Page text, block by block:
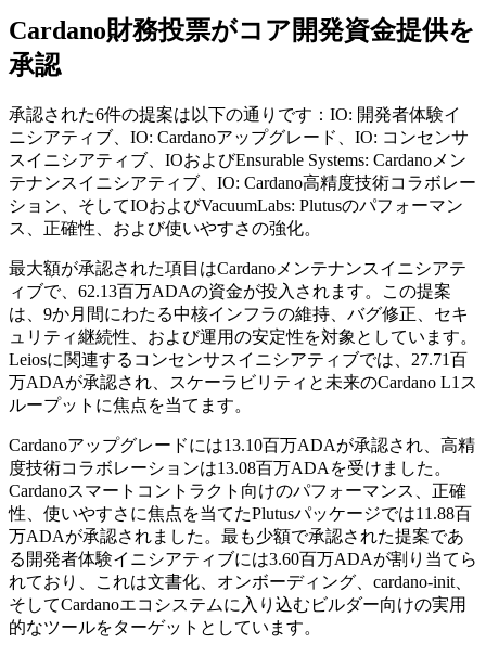
Cardano財務投票がコア開発資金提供を
承認
承認された6件の提案は以下の通りです：IO: 開発者体験イ
ニシアティブ、IO: Cardanoアップグレード、IO: コンセンサ
スイニシアティブ、IOおよびEnsurable Systems: Cardanoメン
テナンスイニシアティブ、IO: Cardano高精度技術コラボレー
ション、そしてIOおよびVacuumLabs: Plutusのパフォーマン
ス、正確性、および使いやすさの強化。
最大額が承認された項目はCardanoメンテナンスイニシアテ
ィブで、62.13百万ADAの資金が投入されます。この提案
は、9か月間にわたる中核インフラの維持、バグ修正、セキ
ュリティ継続性、および運用の安定性を対象としています。
Leiosに関連するコンセンサスイニシアティブでは、27.71百
万ADAが承認され、スケーラビリティと未来のCardano L1ス
ループットに焦点を当てます。
Cardanoアップグレードには13.10百万ADAが承認され、高精
度技術コラボレーションは13.08百万ADAを受けました。
Cardanoスマートコントラクト向けのパフォーマンス、正確
性、使いやすさに焦点を当てたPlutusパッケージでは11.88百
万ADAが承認されました。最も少額で承認された提案であ
る開発者体験イニシアティブには3.60百万ADAが割り当てら
れており、これは文書化、オンボーディング、cardano-init、
そしてCardanoエコシステムに入り込むビルダー向けの実用
的なツールをターゲットとしています。